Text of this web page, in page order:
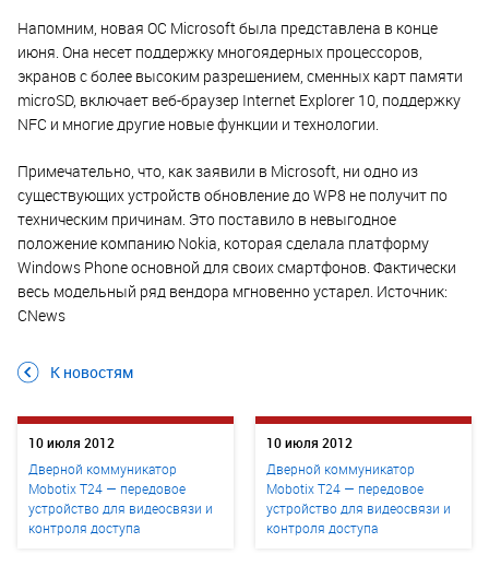
Напомним, новая ОС Microsoft была представлена в конце
июня. Она несет поддержку многоядерных процессоров,
экранов с более высоким разрешением, сменных карт памяти
microSD, включает веб-браузер Internet Explorer 10, поддержку
NFC и многие другие новые функции и технологии.
Примечательно, что, как заявили в Microsoft, ни одно из
существующих устройств обновление до WP8 не получит по
техническим причинам. Это поставило в невыгодное
положение компанию Nokia, которая сделала платформу
Windows Phone основной для своих смартфонов. Фактически
весь модельный ряд вендора мгновенно устарел. Источник:
CNews
К новостям
10 июля 2012
Дверной коммуникатор
Mobotix T24 — передовое
устройство для видеосвязи и
контроля доступа
10 июля 2012
Дверной коммуникатор
Mobotix T24 — передовое
устройство для видеосвязи и
контроля доступа